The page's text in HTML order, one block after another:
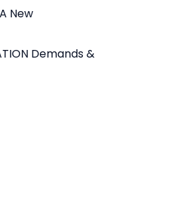
New
Demands &